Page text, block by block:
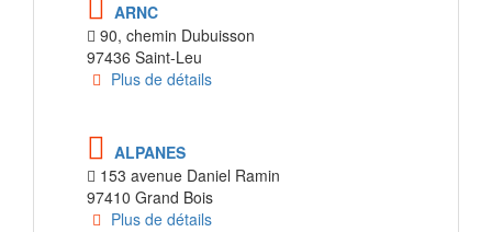
ARNC
90, chemin Dubuisson
97436 Saint-Leu
Plus de détails
ALPANES
153 avenue Daniel Ramin
97410 Grand Bois
Plus de détails